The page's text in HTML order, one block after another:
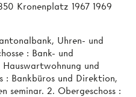
Kronenplatz 1967 1969
Uhren- und
: Bank- und
und
: Bankbüros und Direktion,
seminar. 2. Obergeschoss :